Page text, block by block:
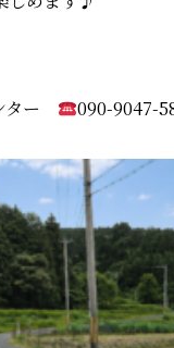
ター
090-9047-